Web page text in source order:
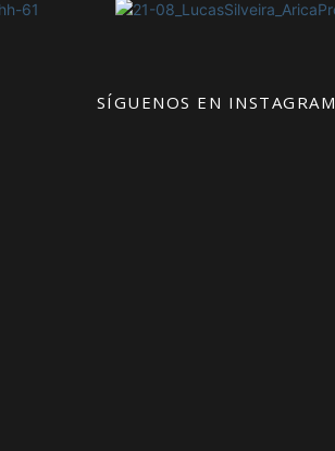
SÍGUENOS EN INSTAGRAM